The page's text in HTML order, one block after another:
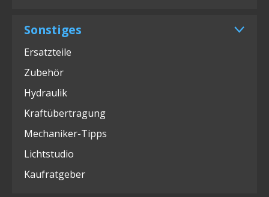
Sonstiges
Ersatzteile
Zubehör
Hydraulik
Kraftübertragung
Mechaniker-Tipps
Lichtstudio
Kaufratgeber